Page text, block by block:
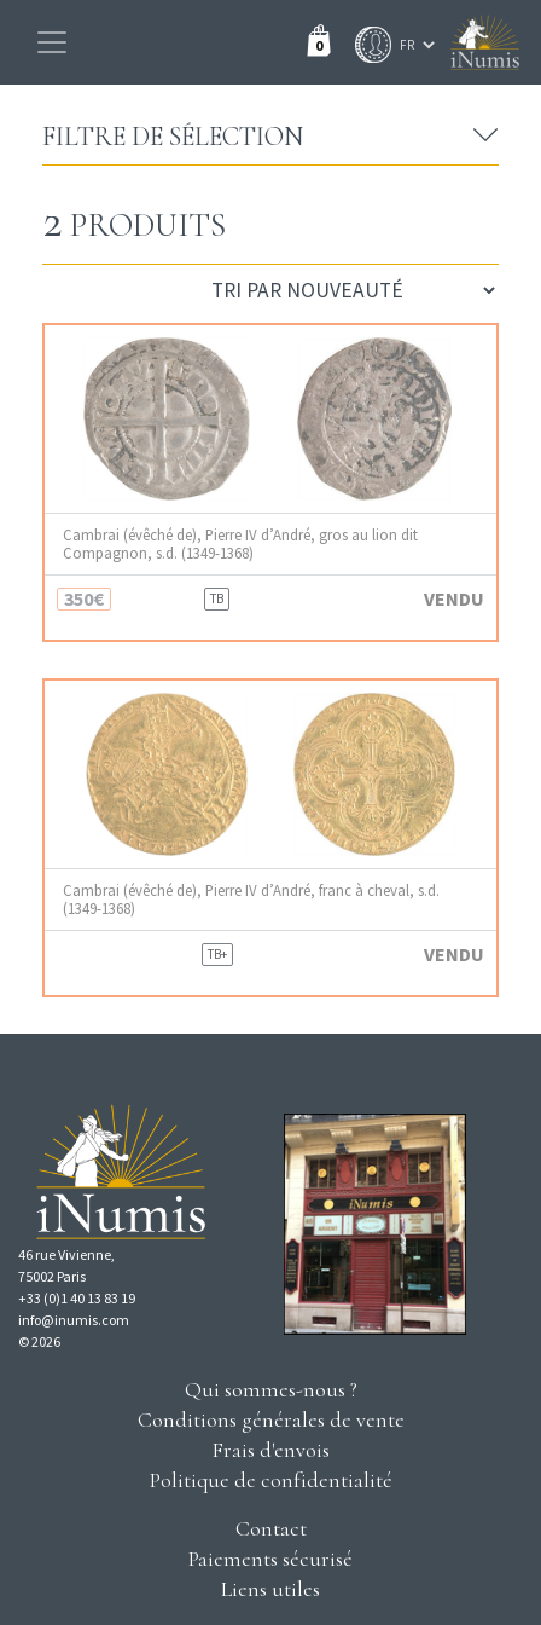
0
FILTRE DE SÉLECTION
2 PRODUITS
Cambrai (évêché de), Pierre IV d’André, gros au lion dit
Compagnon, s.d. (1349-1368)
350€ TB VENDU
Cambrai (évêché de), Pierre IV d’André, franc à cheval, s.d.
(1349-1368)
TB+ VENDU
46 rue Vivienne,
75002 Paris
+33 (0)1 40 13 83 19
info@inumis.com
© 2026
Qui sommes-nous ?
Conditions générales de vente
Frais d'envois
Politique de confidentialité
Contact
Paiements sécurisé
Liens utiles